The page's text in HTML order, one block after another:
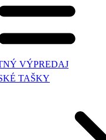
VÝPREDAJ
TAŠKY